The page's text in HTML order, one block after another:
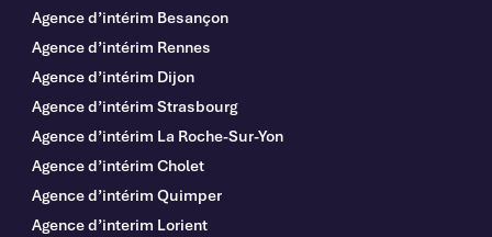
Agence d’intérim Besançon
Agence d’intérim Rennes
Agence d’intérim Dijon
Agence d’intérim Strasbourg
Agence d’intérim La Roche-Sur-Yon
Agence d’intérim Cholet
Agence d’intérim Quimper
Agence d’interim Lorient